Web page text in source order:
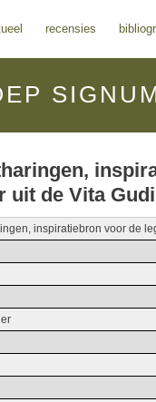
recensies
uit de Vita
inspiratiebron voor de